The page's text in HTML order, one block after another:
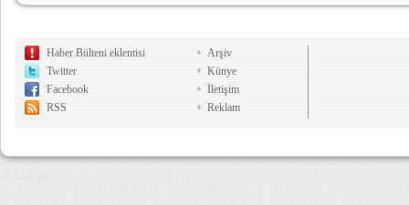
Haber Bülteni eklentisi
Twitter
Facebook
RSS
Arşiv
Künye
İletişim
Reklam